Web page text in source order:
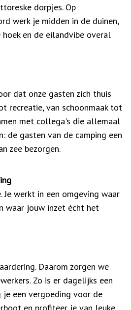
dorpjes. Op
werk je midden in de duinen,
en de eilandvibe overal
dat onze gasten zich thuis
recreatie, van schoonmaak tot
met collega's die allemaal
de gasten van de camping een
zee bezorgen.
Je werkt in een omgeving waar
waar jouw inzet écht het
Daarom zorgen we
Zo is er dagelijks een
je een vergoeding voor de